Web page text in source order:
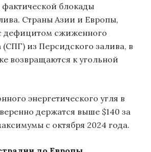
блокады
Страны Азии и Европы,
дефицитом сжиженного
(СПГ) из Персидского залива, в
возвращаются к угольной
энергетического угля в
держатся выше $140 за
с октября 2024 года.